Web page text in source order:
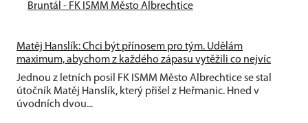
Bruntál - FK ISMM Město Albrechtice
Matěj Hanslík: Chci být přínosem pro tým. Udělám
maximum, abychom z každého zápasu vytěžili co nejvíc
Jednou z letních posil FK ISMM Město Albrechtice se stal
útočník Matěj Hanslík, který přišel z Heřmanic. Hned v
úvodních dvou...